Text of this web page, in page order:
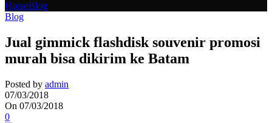
HomeBlog
Blog
Jual gimmick flashdisk souvenir promosi
murah bisa dikirim ke Batam
Posted by admin
07/03/2018
On 07/03/2018
0